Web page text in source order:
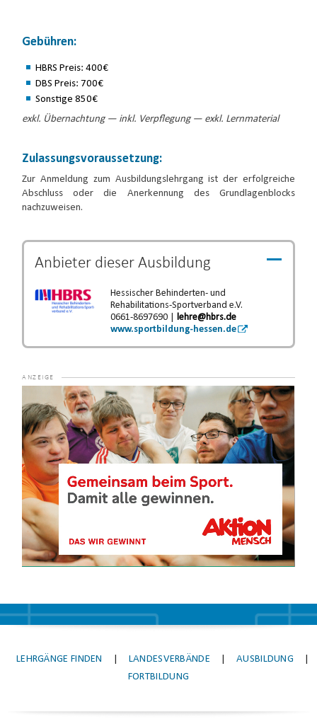
Gebühren:
HBRS Preis: 400€
DBS Preis: 700€
Sonstige 850€
exkl. Übernachtung — inkl. Verpflegung — exkl. Lernmaterial
Zulassungsvoraussetzung:
Zur Anmeldung zum Ausbildungslehrgang ist der erfolgreiche
Abschluss oder die Anerkennung des Grundlagenblocks
nachzuweisen.
Anbieter dieserAusbildung
Hessischer Behinderten- und
Rehabilitations-Sportverband e.V.
0661-8697690 |
lehre@hbrs.de
www.sportbildung-hessen.de
Player
LEHRGÄNGE FINDEN LANDESVERBÄNDE AUSBILDUNG
FORTBILDUNG